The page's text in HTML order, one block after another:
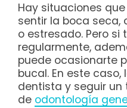
Hay situaciones
sentir la boca seca,
o estresado. Pero
regularmente,
puede ocasionarte
bucal. En este
dentista y seguir
de odontología